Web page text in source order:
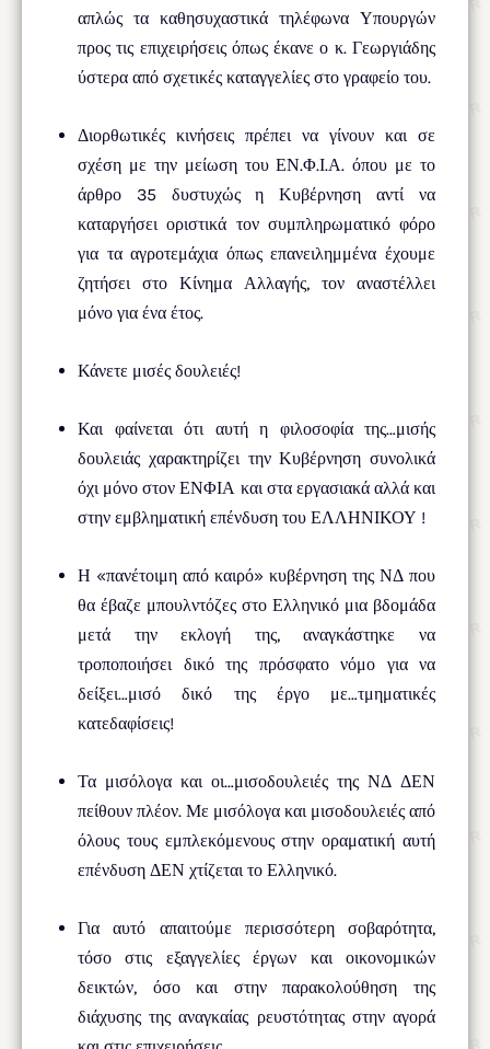
απλώς τα καθησυχαστικά τηλέφωνα Υπουργών
προς τις επιχειρήσεις όπως έκανε ο κ. Γεωργιάδης
ύστερα από σχετικές καταγγελίες στο γραφείο του.
Διορθωτικές κινήσεις πρέπει να γίνουν και σε
σχέση με την μείωση του ΕΝ.Φ.Ι.Α. όπου με το
άρθρο 35 δυστυχώς η Κυβέρνηση αντί να
καταργήσει οριστικά τον συμπληρωματικό φόρο
για τα αγροτεμάχια όπως επανειλημμένα έχουμε
ζητήσει στο Κίνημα Αλλαγής, τον αναστέλλει
μόνο για ένα έτος.
Κάνετε μισές δουλειές!
Και φαίνεται ότι αυτή η φιλοσοφία της…μισής
δουλειάς χαρακτηρίζει την Κυβέρνηση συνολικά
όχι μόνο στον ΕΝΦΙΑ και στα εργασιακά αλλά και
στην εμβληματική επένδυση του ΕΛΛΗΝΙΚΟΥ !
Η «πανέτοιμη από καιρό» κυβέρνηση της ΝΔ που
θα έβαζε μπουλντόζες στο Ελληνικό μια βδομάδα
μετά την εκλογή της, αναγκάστηκε να
τροποποιήσει δικό της πρόσφατο νόμο για να
δείξει…μισό δικό της έργο με…τμηματικές
κατεδαφίσεις!
Τα μισόλογα και οι…μισοδουλειές της ΝΔ ΔΕΝ
πείθουν πλέον. Με μισόλογα και μισοδουλειές από
όλους τους εμπλεκόμενους στην οραματική αυτή
επένδυση ΔΕΝ χτίζεται το Ελληνικό.
Για αυτό απαιτούμε περισσότερη σοβαρότητα,
τόσο στις εξαγγελίες έργων και οικονομικών
δεικτών, όσο και στην παρακολούθηση της
διάχυσης της αναγκαίας ρευστότητας στην αγορά